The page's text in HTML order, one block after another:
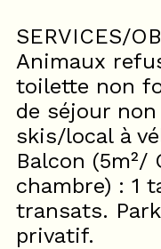
SERVICES/
Animaux
toilette non
de séjour
skis/local à
Balcon (5m²/
chambre) : 1
transats.
privatif.